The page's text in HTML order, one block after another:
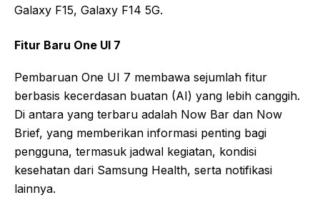
Galaxy F15, Galaxy F14 5G.
Fitur Baru One UI 7
Pembaruan One UI 7 membawa sejumlah fitur
berbasis kecerdasan buatan (AI) yang lebih canggih.
Di antara yang terbaru adalah Now Bar dan Now
Brief, yang memberikan informasi penting bagi
pengguna, termasuk jadwal kegiatan, kondisi
kesehatan dari Samsung Health, serta notifikasi
lainnya.